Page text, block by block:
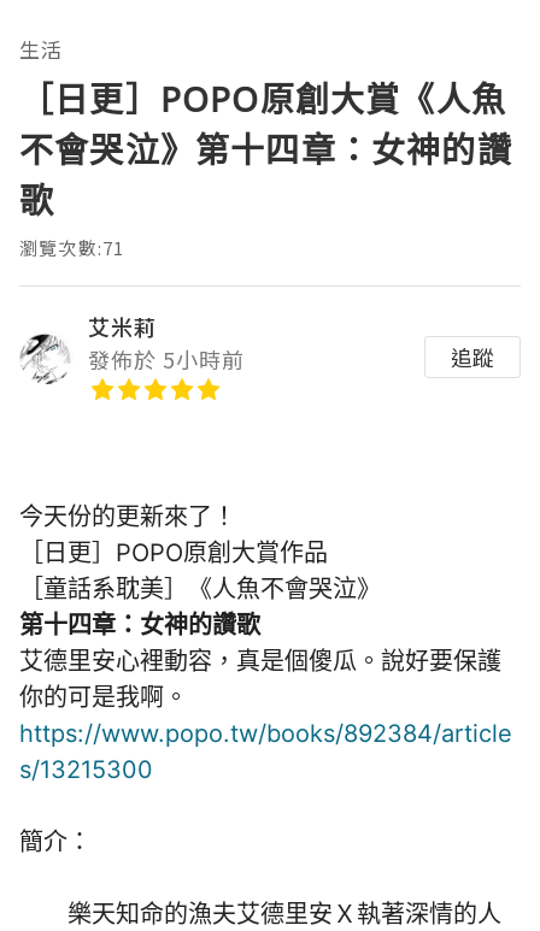
生活
［日更］POPO原創大賞《人魚
不會哭泣》第十四章：女神的讚
歌
瀏覽次數:71
艾米莉
發佈於 5小時前
追蹤
今天份的更新來了！
［日更］POPO原創大賞作品
［童話系耽美］《人魚不會哭泣》
第十四章：女神的讚歌
艾德里安心裡動容，真是個傻瓜。說好要保護
你的可是我啊。
https://www.popo.tw/books/892384/article
s/13215300
簡介：
樂天知命的漁夫艾德里安Ｘ執著深情的人